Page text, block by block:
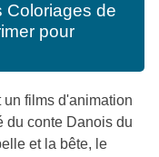
Coloriages de
pour
un films d'animation
du conte Danois du
et la bête, le